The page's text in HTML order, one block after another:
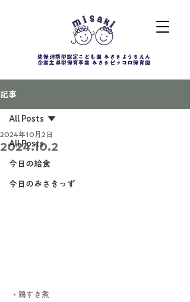
幼保連携型認定こども園 みさきようちえん
企業主導型保育事業 みさきピッコロ保育園
記事
All Posts
今日の給食
今日のみさきっず
All Posts
2024.10.2
2024年10月2日
・鶏すき煮